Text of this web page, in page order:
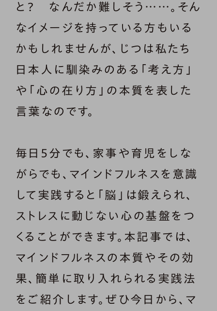
と？ なんだか難しそう……。そん
なイメージを持っている方もいる
かもしれませんが、じつは私たち
日本人に馴染みのある「考え方」
や「心の在り方」の本質を表した
言葉なのです。
毎日５分でも、家事や育児をしな
がらでも、マインドフルネスを意識
して実践すると「脳」は鍛えられ、
ストレスに動じない心の基盤をつ
くることができます。本記事では、
マインドフルネスの本質やその効
果、簡単に取り入れられる実践法
をご紹介します。ぜひ今日から、マ